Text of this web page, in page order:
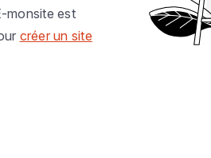
monsite est
créer un site